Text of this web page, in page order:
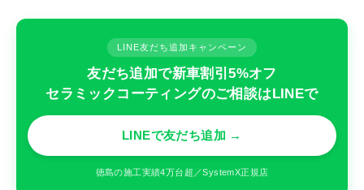
LINE友だち追加キャンペーン
友だち追加で新車割引5%オフ
セラミックコーティングのご相談はLINEで
LINEで友だち追加 →
徳島の施工実績4万台超／SystemX正規店